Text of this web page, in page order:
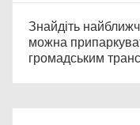
Знайдіть
можна
громадським